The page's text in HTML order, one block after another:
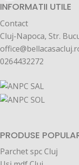
INFORMATII UTILE
Contact
Cluj-Napoca, Str.
0264432272
PRODUSE
Parchet spc Cluj